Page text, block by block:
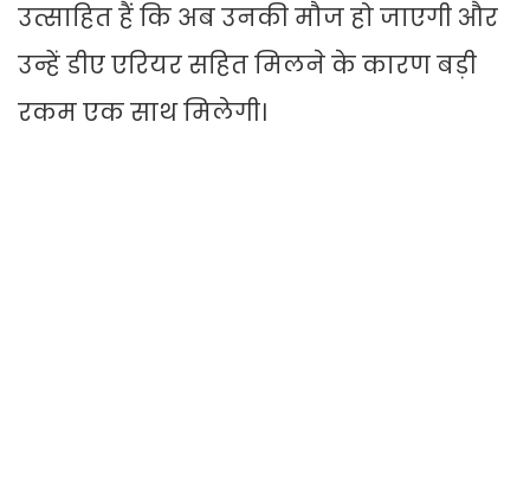
उत्साहित हैं कि अब उनकी मौज हो जाएगी और
उन्हें डीए एरियर सहित मिलने के कारण बड़ी
रकम एक साथ मिलेगी।